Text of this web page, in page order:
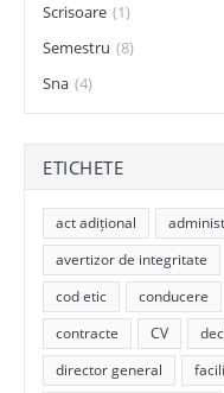
Scrisoare (1)
Semestru (8)
Sna (4)
ETICHETE
act adițional
avertizor de integritate
cod etic
conducere
contracte
CV
director general